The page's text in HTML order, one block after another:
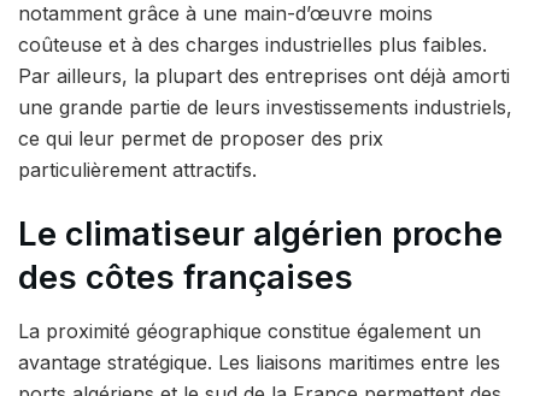
notamment grâce à une main-d’œuvre moins
coûteuse et à des charges industrielles plus faibles.
Par ailleurs, la plupart des entreprises ont déjà amorti
une grande partie de leurs investissements industriels,
ce qui leur permet de proposer des prix
particulièrement attractifs.
Le climatiseur algérien proche
des côtes françaises
La proximité géographique constitue également un
avantage stratégique. Les liaisons maritimes entre les